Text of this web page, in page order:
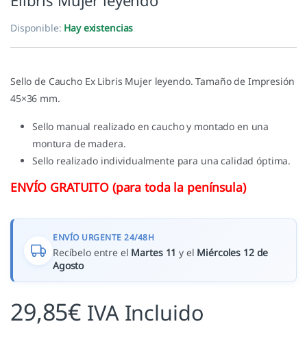
Disponible: Hay existencias
Sello de Caucho Ex Libris Mujer leyendo. Tamaño de Impresión
45×36 mm.
Sello manual realizado en caucho y montado en una
montura de madera.
Sello realizado individualmente para una calidad óptima.
ENVÍO GRATUITO (para toda la península)
ENVÍO URGENTE 24/48H
Recíbelo entre el Martes 11 y el Miércoles 12 de
Agosto
29,85€ IVA Incluido